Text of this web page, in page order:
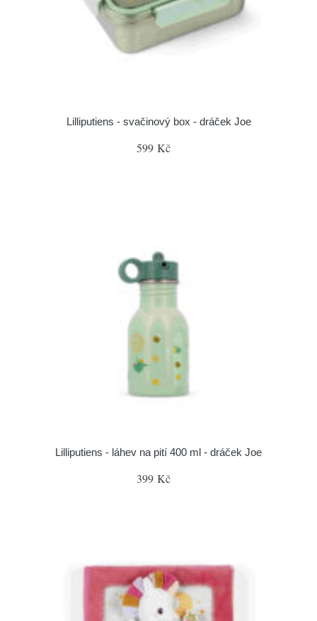
Lilliputiens - svačinový box - dráček Joe
599 Kč
Lilliputiens - láhev na pití 400 ml - dráček Joe
399 Kč